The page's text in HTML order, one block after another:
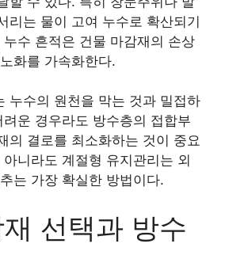
리는 물이 고여 누수로 확산되기
수 흔적은 건물 마감재의 손상
화를 가속화한다.
누수의 원천을 막는 것과 밀접하
운 경우라도 방수층의 접합부
의 결로를 최소화하는 것이 중요
니라도 계절형 유지관리는 외
는 가장 확실한 방법이다.
선택과 방수